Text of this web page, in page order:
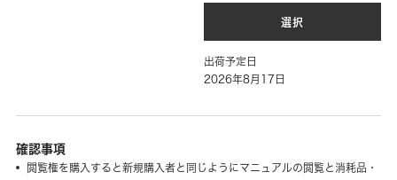
選択
出荷予定日
2026年8月17日
確認事項
閲覧権を購入すると新規購入者と同じようにマニュアルの閲覧と消耗品・